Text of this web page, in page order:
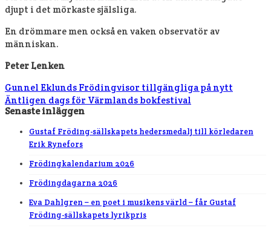
djupt i det mörkaste själsliga.
En drömmare men också en vaken observatör av
människan.
Peter Lenken
Gunnel Eklunds Frödingvisor tillgängliga på nytt
Äntligen dags för Värmlands bokfestival
Senaste inläggen
Gustaf Fröding-sällskapets hedersmedalj till körledaren
Erik Rynefors
Frödingkalendarium 2026
Frödingdagarna 2026
Eva Dahlgren – en poet i musikens värld – får Gustaf
Fröding-sällskapets lyrikpris